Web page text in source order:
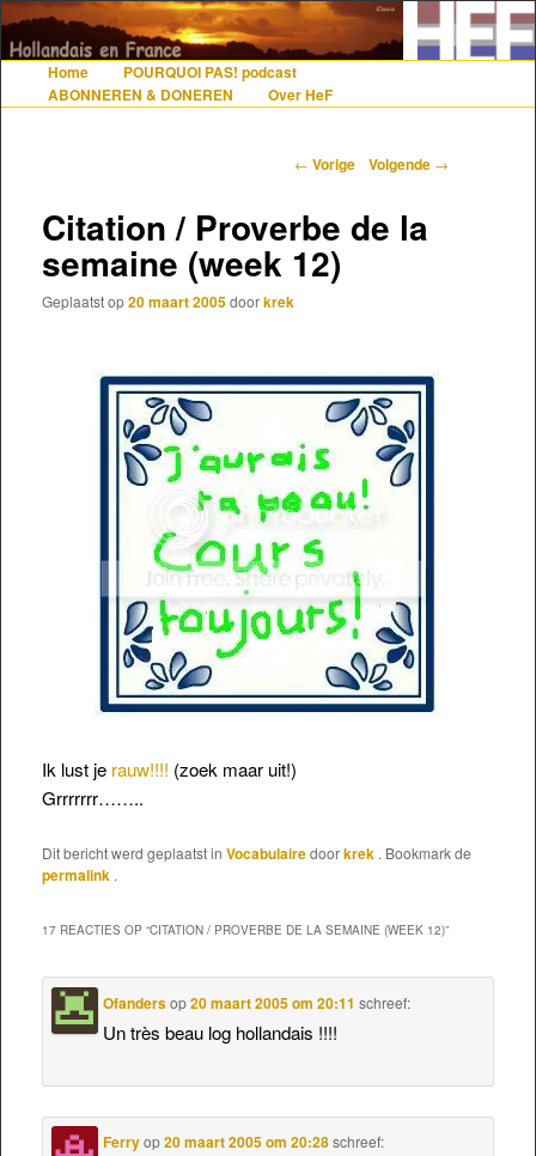
De gezelligste website voor Nederlanders die iets met Frankrijk hebben
HoofdmenuSpring naar de primaire inhoud
Spring naar de secundaire inhoud
Home
POURQUOI PAS! podcast
ABONNEREN & DONEREN
Over HeF
Berichtnavigatie
← Vorige Volgende →
Citation / Proverbe de la
semaine (week 12)
Geplaatst op20 maart 2005doorkrek
Ik lust je rauw!!!! (zoek maar uit!)
Grrrrrrr……..
Dit bericht werd geplaatst in Vocabulairedoorkrek . Bookmark de
permalink .
17 REACTIES OP “CITATION / PROVERBE DE LA SEMAINE (WEEK 12)”
Ofandersop20 maart 2005 om 20:11 schreef:
Un très beau log hollandais !!!!
Ferryop20 maart 2005 om 20:28 schreef: